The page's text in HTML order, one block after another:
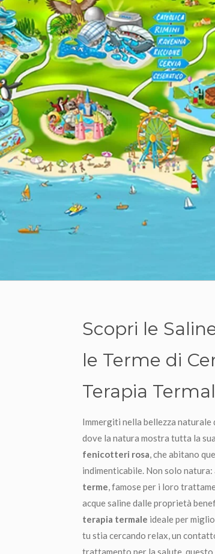
Scopri le
le Terme di
Terapia
Immergiti nella bellezza naturale
dove la natura mostra tutta la
fenicotteri rosa , che abitano
indimenticabile. Non solo
terme , famose per i loro
acque saline dalle proprietà
terapia termale ideale per
tu stia cercando relax, un
trattamento per la salute,